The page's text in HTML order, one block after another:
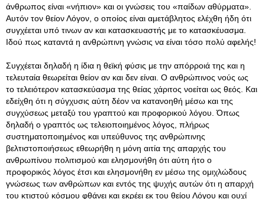
άνθρωπος είναι «νήπιον» και οι γνώσεις του «παίδων αθύρματα».
Αυτόν τον θείον Λόγον, ο οποίος είναι αμετάβλητος ελέχθη ήδη ότι
συγχέεται υπό τινων αν και κατασκευαστής με το κατασκέυασμα.
Ιδού πως καταντά η ανθρώπινη γνώσις να είναι τόσο πολύ αφελής!
Συγχέεται δηλαδή η ίδια η θεϊκή φύσις με την απόρροιά της και η
τελευταία θεωρείται θείον αν και δεν είναι. Ο ανθρώπινος νούς ως
το τελειότερον κατασκεύασμα της θείας χάριτος νοείται ως θεός. Και
εδείχθη ότι η σύγχυσις αύτη δέον να κατανοηθή μέσω και της
συγχύσεως μεταξύ του γραπτού και προφορικού λόγου. Όπως
δηλαδή ο γραπτός ως τελειοποιημένος λόγος, πλήρως
συστηματοποιημένος και υπεύθυνος της ανθρώπινης
βελτιστοποιήσεως εθεωρήθη η μόνη αιτία της απαρχής του
ανθρωπίνου πολιτισμού και ελησμονήθη ότι αύτη ήτο ο
προφορικός λόγος έτσι και ελησμονήθη εν μέσω της ομιχλώδους
γνώσεως των ανθρώπων και εντός της ψυχής αυτών ότι η απαρχή
του κτιστού κόσμου φθάνει και εκρέει εκ του θείου Λόγου και ουχί